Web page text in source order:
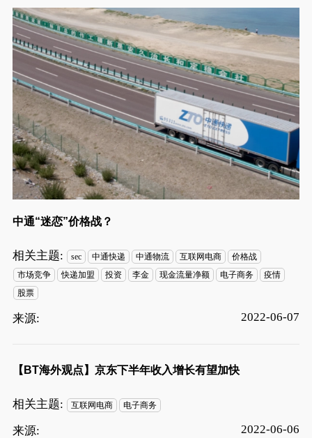
中通“迷恋”价格战？
相关主题: sec 中通快递 中通物流 互联网电商
价格战
市场竞争
快递加盟 投资 李金 现金流量净额 电子商务
疫情
股票
来源: 2022-06-07
【BT海外观点】京东下半年收入增长有望加快
相关主题: 互联网电商 电子商务
来源: 2022-06-06